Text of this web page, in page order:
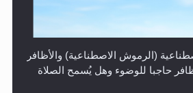
السنة الميلادية أو الهجرية؟